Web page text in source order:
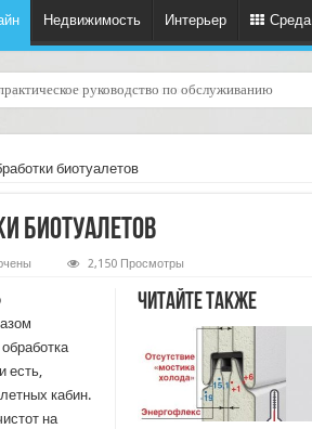
Недвижимость Интерьер Среда
для тепла, экономии и творчества
биотуалетов
биотуалетов
2,150 Просмотры
Читайте также
есть,
кабин.
на